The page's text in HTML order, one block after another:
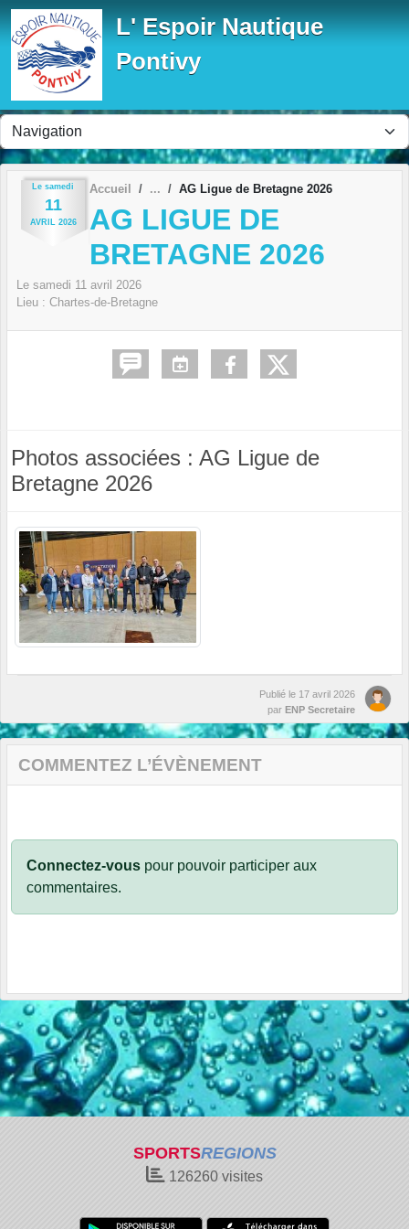
L' Espoir Nautique
Pontivy
Le samedi
11
AVRIL 2026
Accueil AG Ligue de Bretagne 2026
AG LIGUE DE
BRETAGNE 2026
Le samedi 11 avril 2026
Lieu : Chartes-de-Bretagne
Photos associées : AG Ligue de
Bretagne 2026
Publié le 17 avril 2026
par ENP Secretaire
COMMENTEZ L’ÉVÈNEMENT
Connectez-vous pour pouvoir participer aux
commentaires.
SPORTSREGIONS
126260 visites
Panneau de gestion des cookies